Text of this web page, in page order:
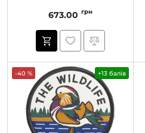
673.00 грн
-40 % +13 балів